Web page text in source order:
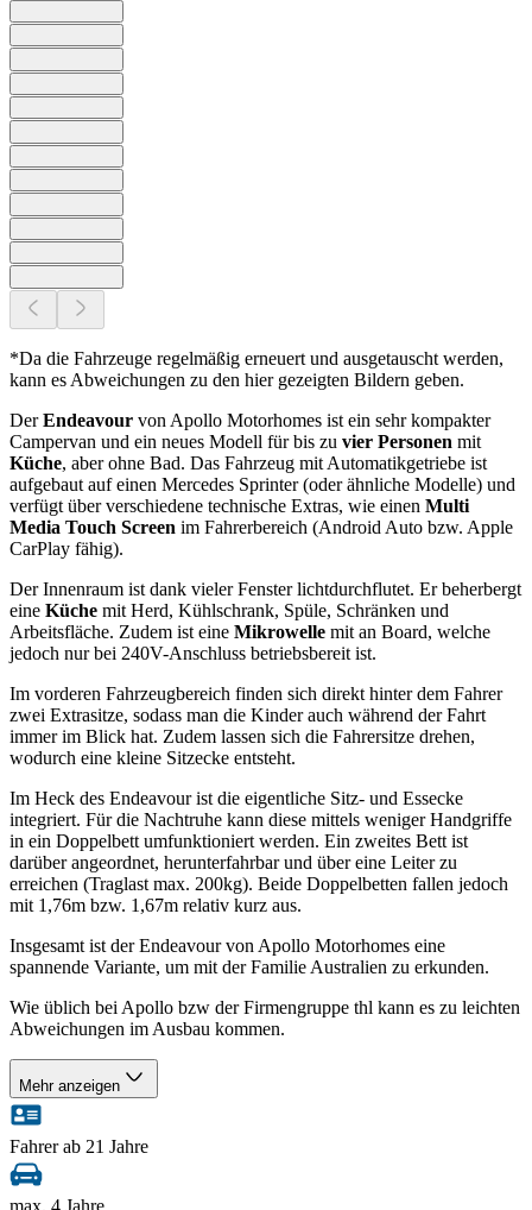
*Da die Fahrzeuge regelmäßig erneuert und ausgetauscht werden,
kann es Abweichungen zu den hier gezeigten Bildern geben.
DerEndeavour von Apollo Motorhomes ist ein sehr kompakter
Campervan und ein neues Modell für bis zu vier Personen mit
Küche, aber ohne Bad. Das Fahrzeug mit Automatikgetriebe ist
aufgebaut auf einen Mercedes Sprinter (oder ähnliche Modelle) und
verfügt über verschiedene technische Extras, wie einen Multi
Media Touch Screen im Fahrerbereich (Android Auto bzw. Apple
CarPlay fähig).
Der Innenraum ist dank vieler Fenster lichtdurchflutet. Er beherbergt
eine Küche mit Herd, Kühlschrank, Spüle, Schränken und
Arbeitsfläche. Zudem ist eine Mikrowelle mit an Board, welche
jedoch nur bei 240V-Anschluss betriebsbereit ist.
Im vorderen Fahrzeugbereich finden sich direkt hinter dem Fahrer
zwei Extrasitze, sodass man die Kinder auch während der Fahrt
immer im Blick hat. Zudem lassen sich die Fahrersitze drehen,
wodurch eine kleine Sitzecke entsteht.
Im Heck des Endeavour ist die eigentliche Sitz- und Essecke
integriert. Für die Nachtruhe kann diese mittels weniger Handgriffe
in ein Doppelbett umfunktioniert werden. Ein zweites Bett ist
darüber angeordnet, herunterfahrbar und über eine Leiter zu
erreichen (Traglast max. 200kg). Beide Doppelbetten fallen jedoch
mit 1,76m bzw. 1,67m relativ kurz aus.
Insgesamt ist der Endeavour von Apollo Motorhomes eine
spannende Variante, um mit der Familie Australien zu erkunden.
Wie üblich bei Apollo bzw der Firmengruppe thl kann es zu leichten
Abweichungen im Ausbau kommen.
Mehr anzeigen
Fahrer ab 21 Jahre
max. 4 Jahre